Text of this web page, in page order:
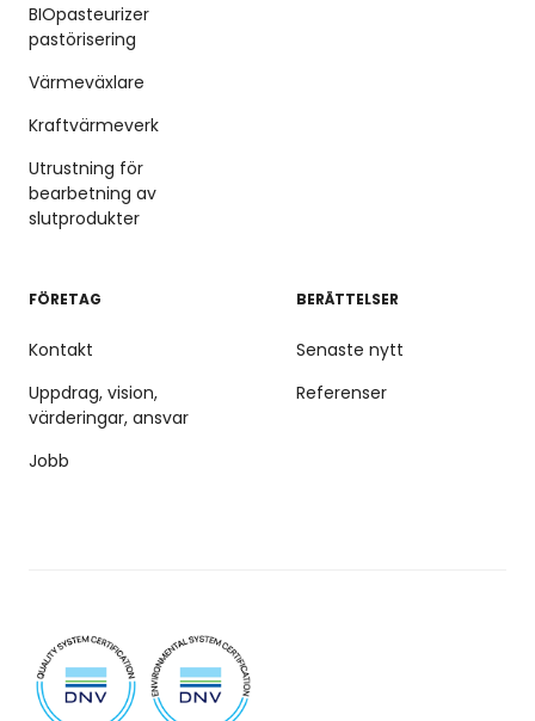
BIOpasteurizer
pastörisering
Värmeväxlare
Kraftvärmeverk
Utrustning för
bearbetning av
slutprodukter
FÖRETAG
Kontakt
Uppdrag, vision,
värderingar, ansvar
Jobb
BERÄTTELSER
Senaste nytt
Referenser